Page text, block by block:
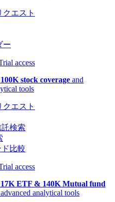
クエスト
ー
access
100K stock coverage and
tools
クエスト
検索
比較
access
17K ETF & 140K Mutual fund
analytical tools